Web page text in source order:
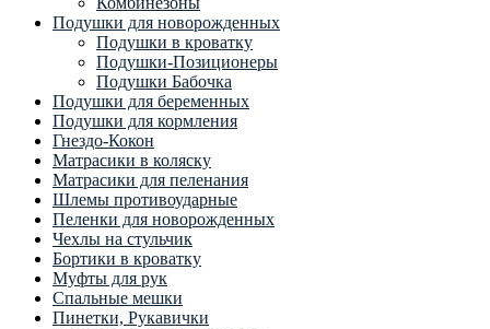
Подушки для новорожденных
Подушки в кроватку
Подушки-Позиционеры
Подушки Бабочка
Подушки для беременных
Подушки для кормления
Гнездо-Кокон
Матрасики в коляску
Матрасики для пеленания
Шлемы противоударные
Пеленки для новорожденных
Чехлы на стульчик
Бортики в кроватку
Муфты для рук
Спальные мешки
Пинетки, Рукавички